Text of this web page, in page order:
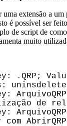
extensão a
é possível ser
de script de
muito
.QRP;
de
com